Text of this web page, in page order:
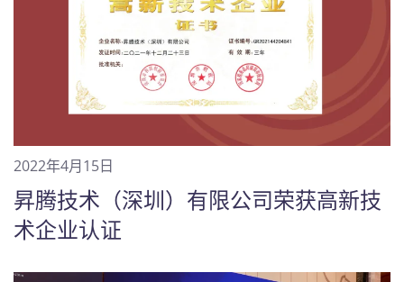
2022年4月15日
昇腾技术（深圳）有限公司荣获高新技
术企业认证